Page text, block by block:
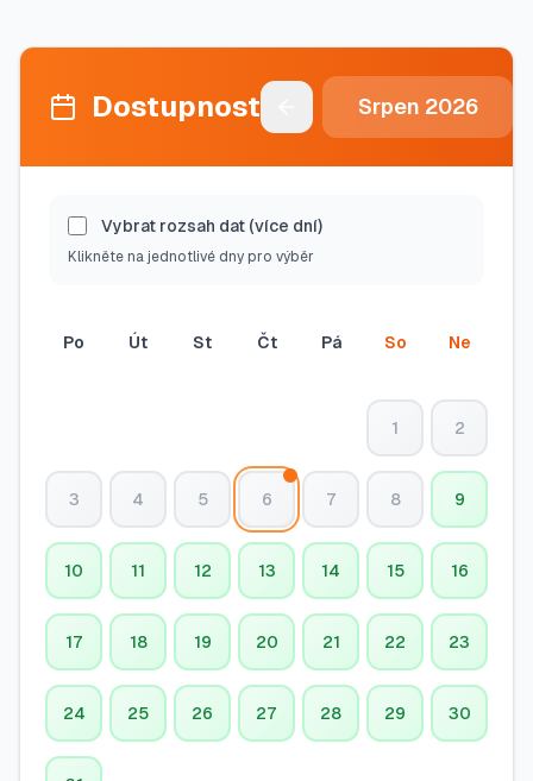
Dostupnost Srpen 2026
Vybrat rozsah dat (více dní)
Klikněte na jednotlivé dny pro výběr
Po Út St Čt Pá So Ne
1 2
3 4 5 6 7 8 9
10 11 12 13 14 15 16
17 18 19 20 21 22 23
24 25 26 27 28 29 30